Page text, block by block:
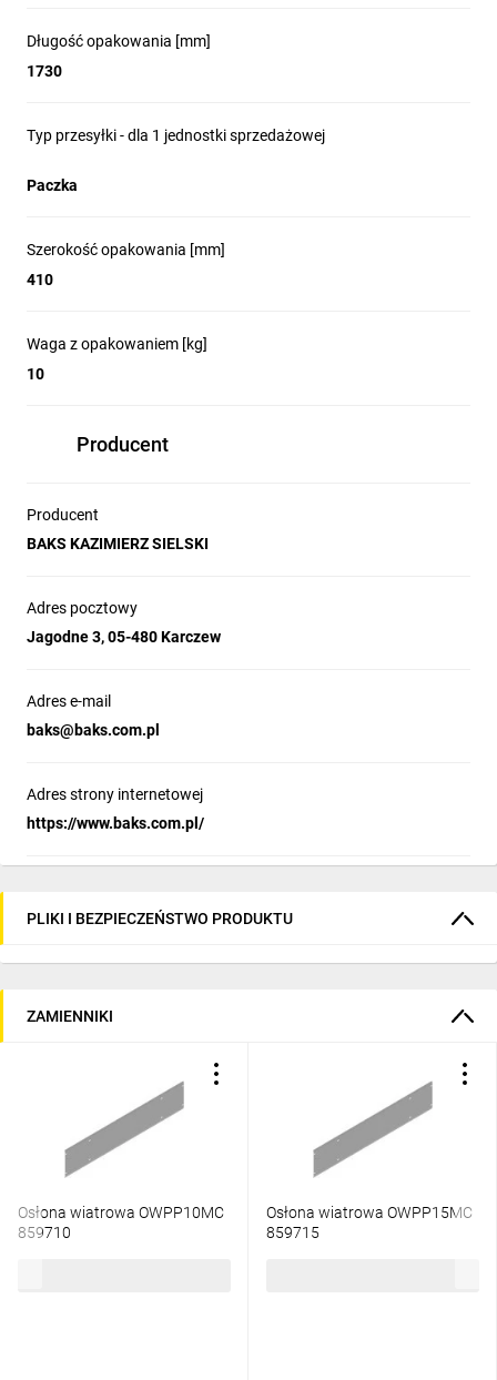
Długość opakowania [mm]
1730
Typ przesyłki - dla 1 jednostki sprzedażowej
Paczka
Szerokość opakowania [mm]
410
Waga z opakowaniem [kg]
10
Producent
Producent
BAKS KAZIMIERZ SIELSKI
Adres pocztowy
Jagodne 3, 05-480 Karczew
Adres e-mail
baks@baks.com.pl
Adres strony internetowej
https://www.baks.com.pl/
PLIKI I BEZPIECZEŃSTWO PRODUKTU
ZAMIENNIKI
Osłona wiatrowa OWPP10MC
859710
Osłona wiatrowa OWPP15MC
859715